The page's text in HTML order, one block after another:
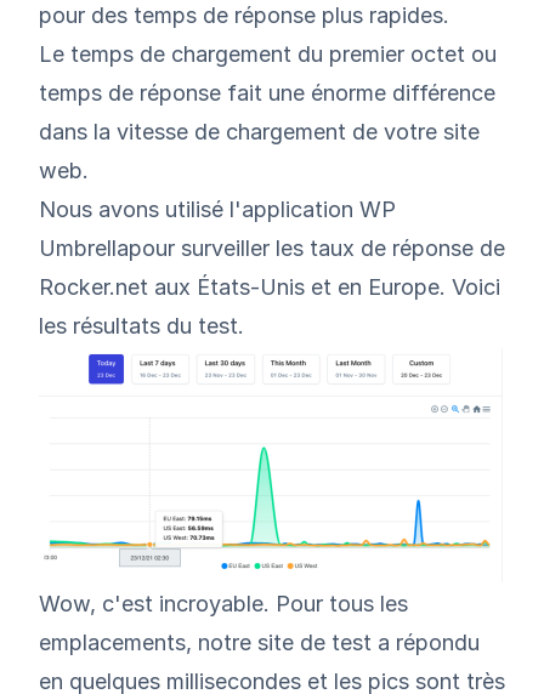
pour des temps de réponse plus rapides.
Le temps de chargement du premier octet ou
temps de réponse fait une énorme différence
dans la vitesse de chargement de votre site
web.
Nous avons utilisé l'application WP
Umbrellapour surveiller les taux de réponse de
Rocker.net aux États-Unis et en Europe. Voici
les résultats du test.
Wow, c'est incroyable. Pour tous les
emplacements, notre site de test a répondu
en quelques millisecondes et les pics sont très